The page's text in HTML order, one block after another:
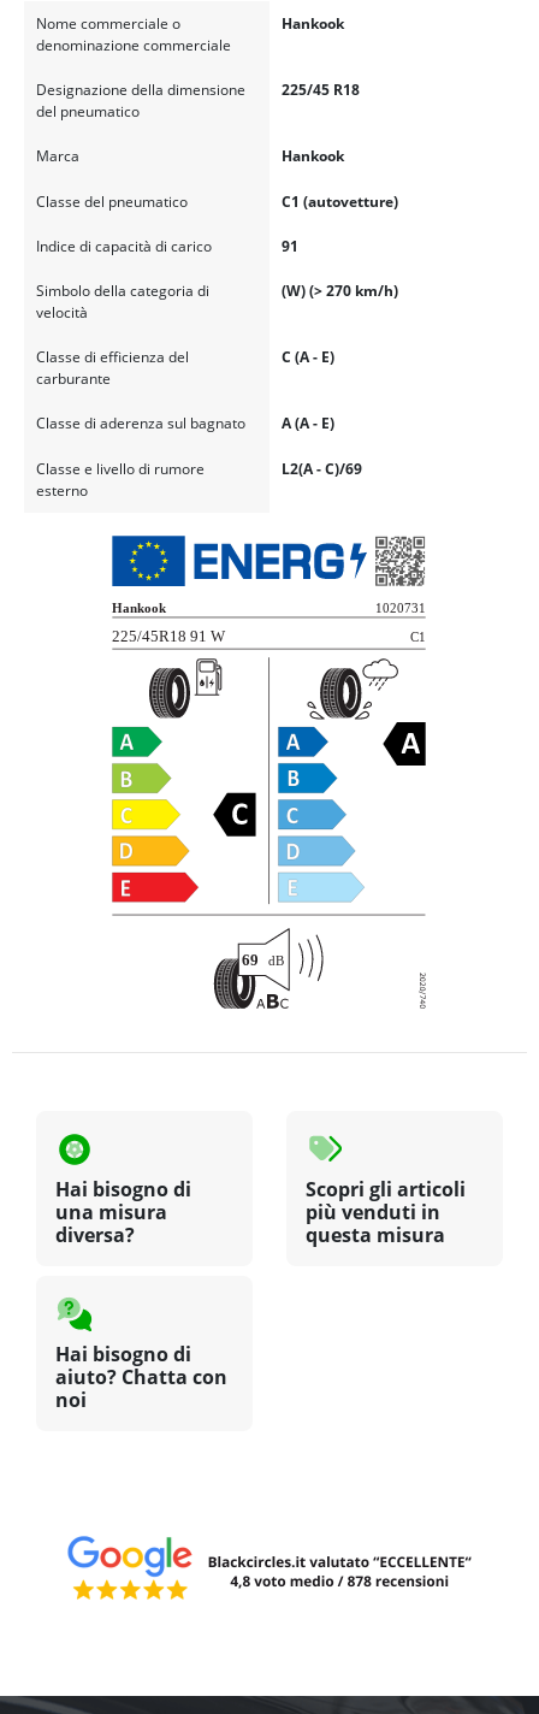
Nome commerciale o
denominazione commerciale
Hankook
Designazione della dimensione
del pneumatico
225/45 R18
Marca Hankook
Classe del pneumatico C1 (autovetture)
Indice di capacità di carico 91
Simbolo della categoria di
velocità
(W) (> 270 km/h)
Classe di efficienza del
carburante
C (A - E)
Classe di aderenza sul bagnato A (A - E)
Classe e livello di rumore
esterno
L2(A - C)/69
Hai bisogno di
una misura
diversa?
Scopri gli articoli
più venduti in
questa misura
Hai bisogno di
aiuto? Chatta con
noi